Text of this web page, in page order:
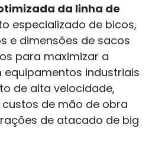
da linha de
especializado de bicos,
e dimensões de sacos
para maximizar a
equipamentos industriais
de alta velocidade,
de mão de obra
de atacado de big